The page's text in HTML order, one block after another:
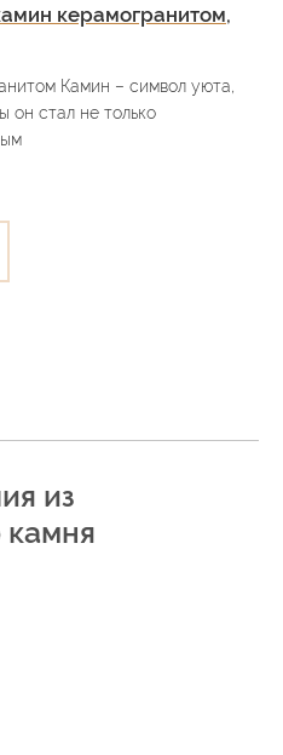
керамогранитом,
Камин – символ уюта,
он стал не только
из
камня